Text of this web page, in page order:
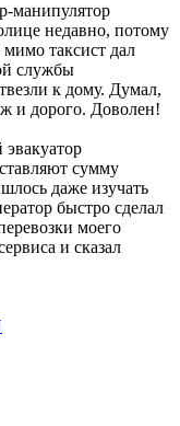
манипулятор
недавно, потому
таксист дал
службы
к дому. Думал,
и дорого. Доволен!
эвакуатор
сумму
даже изучать
быстро сделал
моего
и сказал